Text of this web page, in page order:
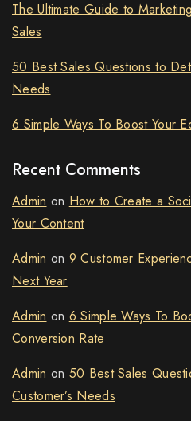
The Ultimate Guide to
Sales
50 Best Sales Questions to
Needs
6 Simple Ways To Boost Your
Recent Comments
Admin on How to Create a
Your Content
Admin on 9 Customer
Next Year
Admin on 6 Simple Ways To
Conversion Rate
Admin on 50 Best Sales
Customer’s Needs